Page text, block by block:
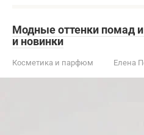
Модные оттенки помад
и новинки
Косметика и парфюм Елена